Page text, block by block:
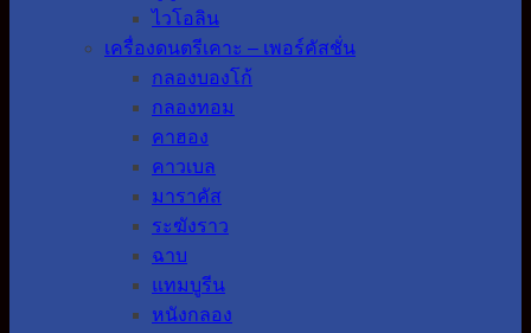
ไวโอลิน
เครื่องดนตรีเคาะ – เพอร์คัสชั่น
กลองบองโก้
กลองทอม
คาฮอง
คาวเบล
มาราคัส
ระฆังราว
ฉาบ
แทมบูรีน
หนังกลอง